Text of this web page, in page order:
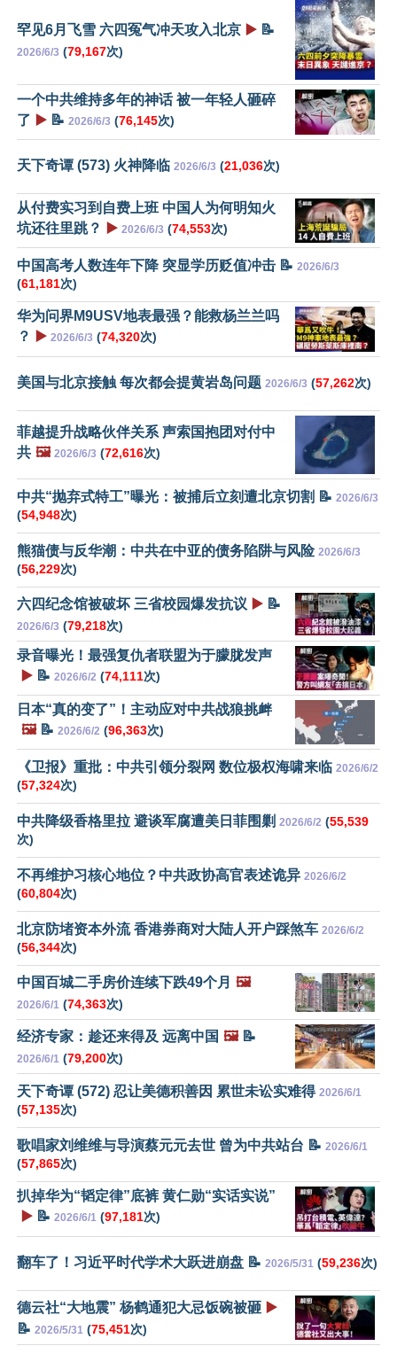
罕见6月飞雪 六四冤气冲天攻入北京 ▶️ 📝
2026/6/3 (79,167次)
一个中共维持多年的神话 被一年轻人砸碎
了 ▶️ 📝 2026/6/3 (76,145次)
天下奇谭 (573) 火神降临 2026/6/3 (21,036次)
从付费实习到自费上班 中国人为何明知火
坑还往里跳？
▶️ 2026/6/3 (74,553次)
中国高考人数连年下降 突显学历贬值冲击 📝 2026/6/3
(61,181次)
华为问界M9USV地表最强？能救杨兰兰吗
？
▶️ 2026/6/3 (74,320次)
美国与北京接触 每次都会提黄岩岛问题 2026/6/3 (57,262次)
菲越提升战略伙伴关系 声索国抱团对付中
共 🖼️ 2026/6/3 (72,616次)
中共“抛弃式特工”曝光：被捕后立刻遭北京切割 📝 2026/6/3
(54,948次)
熊猫债与反华潮：中共在中亚的债务陷阱与风险 2026/6/3
(56,229次)
六四纪念馆被破坏 三省校园爆发抗议 ▶️ 📝
2026/6/3 (79,218次)
录音曝光！最强复仇者联盟为于朦胧发声
▶️ 📝 2026/6/2 (74,111次)
日本“真的变了”！主动应对中共战狼挑衅
🖼️📝 2026/6/2 (96,363次)
《卫报》重批：中共引领分裂网 数位极权海啸来临 2026/6/2
(57,324次)
中共降级香格里拉 避谈军腐遭美日菲围剿 2026/6/2 (55,539
次)
不再维护习核心地位？中共政协高官表述诡异 2026/6/2
(60,804次)
北京防堵资本外流 香港券商对大陆人开户踩煞车 2026/6/2
(56,344次)
中国百城二手房价连续下跌49个月 🖼️
2026/6/1 (74,363次)
经济专家：趁还来得及 远离中国 🖼️📝
2026/6/1 (79,200次)
天下奇谭 (572) 忍让美德积善因 累世未讼实难得 2026/6/1
(57,135次)
歌唱家刘维维与导演蔡元元去世 曾为中共站台 📝 2026/6/1
(57,865次)
扒掉华为“韬定律”底裤 黄仁勋“实话实说”
▶️ 📝 2026/6/1 (97,181次)
翻车了！习近平时代学术大跃进崩盘 📝 2026/5/31 (59,236次)
德云社“大地震” 杨鹤通犯大忌饭碗被砸 ▶️
📝 2026/5/31 (75,451次)